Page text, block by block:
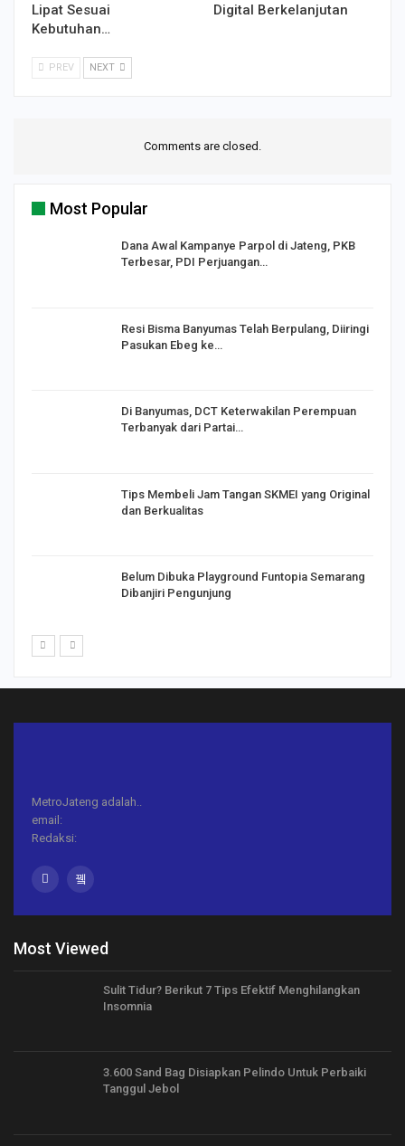
Lipat Sesuai
Kebutuhan…
Digital Berkelanjutan
PREV NEXT
Comments are closed.
Most Popular
Dana Awal Kampanye Parpol di Jateng, PKB
Terbesar, PDI Perjuangan…
Resi Bisma Banyumas Telah Berpulang, Diiringi
Pasukan Ebeg ke…
Di Banyumas, DCT Keterwakilan Perempuan
Terbanyak dari Partai…
Tips Membeli Jam Tangan SKMEI yang Original
dan Berkualitas
Belum Dibuka Playground Funtopia Semarang
Dibanjiri Pengunjung
MetroJateng adalah..
email:
Redaksi:
Most Viewed
Sulit Tidur? Berikut 7 Tips Efektif Menghilangkan
Insomnia
3.600 Sand Bag Disiapkan Pelindo Untuk Perbaiki
Tanggul Jebol